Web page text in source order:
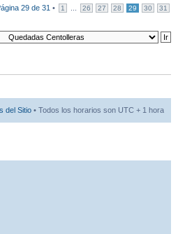
29 de 31 • 1 26 27 28 29 30 31
del Sitio • Todos los horarios son UTC + 1 hora